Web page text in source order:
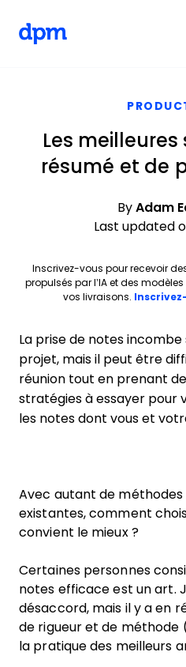
Les
résumé et de
By Adam
Last updated
Inscrivez-vous pour recevoir
propulsés par l’IA et des
vos livraisons.
La prise de notes
projet, mais il peut être
réunion tout en prenant
stratégies à essayer pour
les notes dont vous et
Avec autant de
existantes, comment
convient le mieux ?
Certaines personnes
notes efficace est un art.
désaccord, mais il y a en
de rigueur et de méthode
la pratique des meilleurs